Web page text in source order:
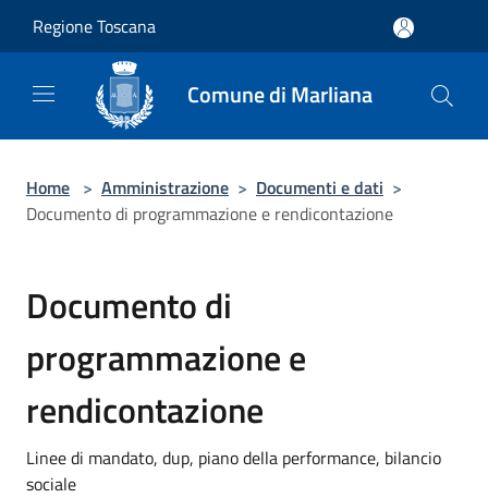
Regione Toscana
Comune di Marliana
Home > Amministrazione > Documenti e dati >
Documento di programmazione e rendicontazione
Documento di
programmazione e
rendicontazione
Linee di mandato, dup, piano della performance, bilancio
sociale